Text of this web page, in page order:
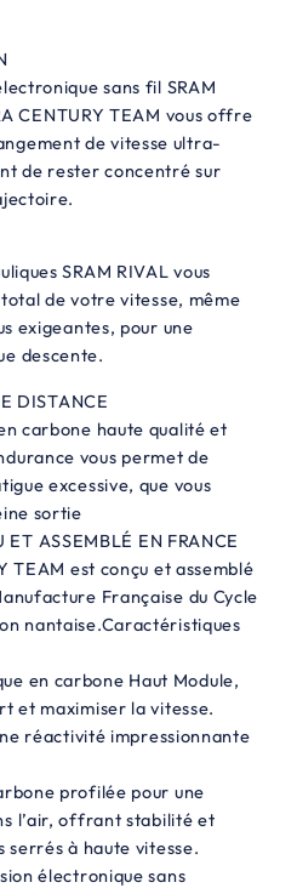
sans fil SRAM
CENTURY TEAM vous offre
de vitesse ultra-
de rester concentré sur
SRAM RIVAL vous
de votre vitesse, même
exigeantes, pour une
descente.
DISTANCE
carbone haute qualité et
vous permet de
excessive, que vous
sortie
ASSEMBLÉ EN FRANCE
TEAM est conçu et assemblé
Française du Cycle
nantaise.Caractéristiques
en carbone Haut Module,
et maximiser la vitesse.
réactivité impressionnante
profilée pour une
l’air, offrant stabilité et
serrés à haute vitesse.
électronique sans